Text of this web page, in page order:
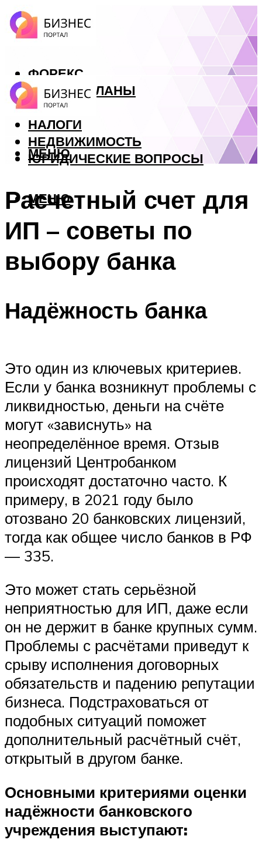
ФОРЕКС
БИЗНЕС ПЛАНЫ
КРЕДИТЫ
НАЛОГИ
НЕДВИЖИМОСТЬ
ЮРИДИЧЕСКИЕ ВОПРОСЫ
МЕНЮ
МЕНЮ
Расчетный счет для
ИП – советы по
выбору банка
Надёжность банка
Это один из ключевых критериев.
Если у банка возникнут проблемы с
ликвидностью, деньги на счёте
могут «зависнуть» на
неопределённое время. Отзыв
лицензий Центробанком
происходят достаточно часто. К
примеру, в 2021 году было
отозвано 20 банковских лицензий,
тогда как общее число банков в РФ
— 335.
Это может стать серьёзной
неприятностью для ИП, даже если
он не держит в банке крупных сумм.
Проблемы с расчётами приведут к
срыву исполнения договорных
обязательств и падению репутации
бизнеса. Подстраховаться от
подобных ситуаций поможет
дополнительный расчётный счёт,
открытый в другом банке.
Основными критериями оценки
надёжности банковского
учреждения выступают: